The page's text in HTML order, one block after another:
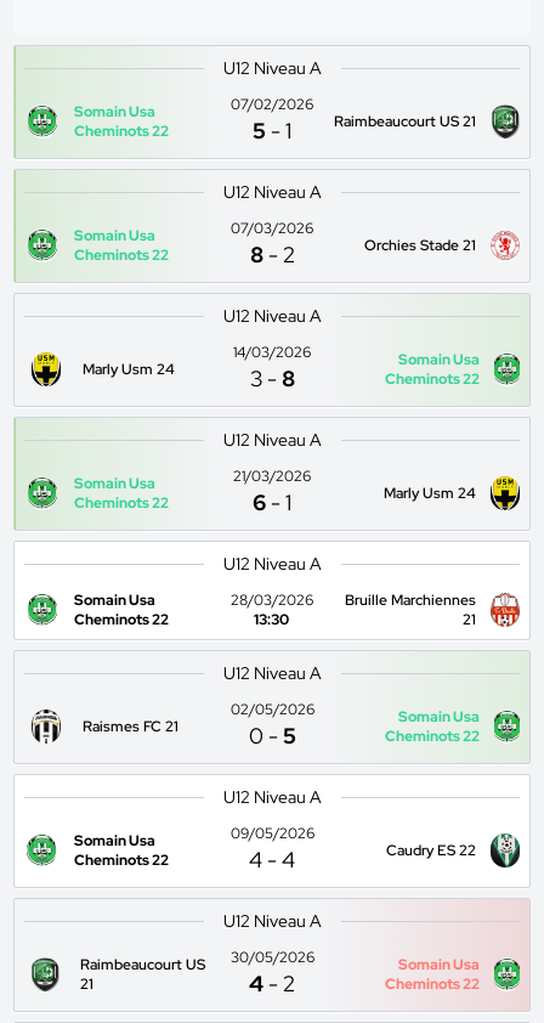
U12 Niveau A
Somain Usa
Cheminots 22
07/02/2026
5 -1 Raimbeaucourt US 21
U12 Niveau A
Somain Usa
Cheminots 22
07/03/2026
8 -2 Orchies Stade 21
U12 Niveau A
Marly Usm 24
14/03/2026
3 -8
Somain Usa
Cheminots 22
U12 Niveau A
Somain Usa
Cheminots 22
21/03/2026
6 -1 Marly Usm 24
U12 Niveau A
Somain Usa
Cheminots 22
28/03/2026
13:30
Bruille Marchiennes
21
U12 Niveau A
Raismes FC 21
02/05/2026
0 -5
Somain Usa
Cheminots 22
U12 Niveau A
Somain Usa
Cheminots 22
09/05/2026
4 -4 Caudry ES 22
U12 Niveau A
Raimbeaucourt US
21
30/05/2026
4 -2
Somain Usa
Cheminots 22